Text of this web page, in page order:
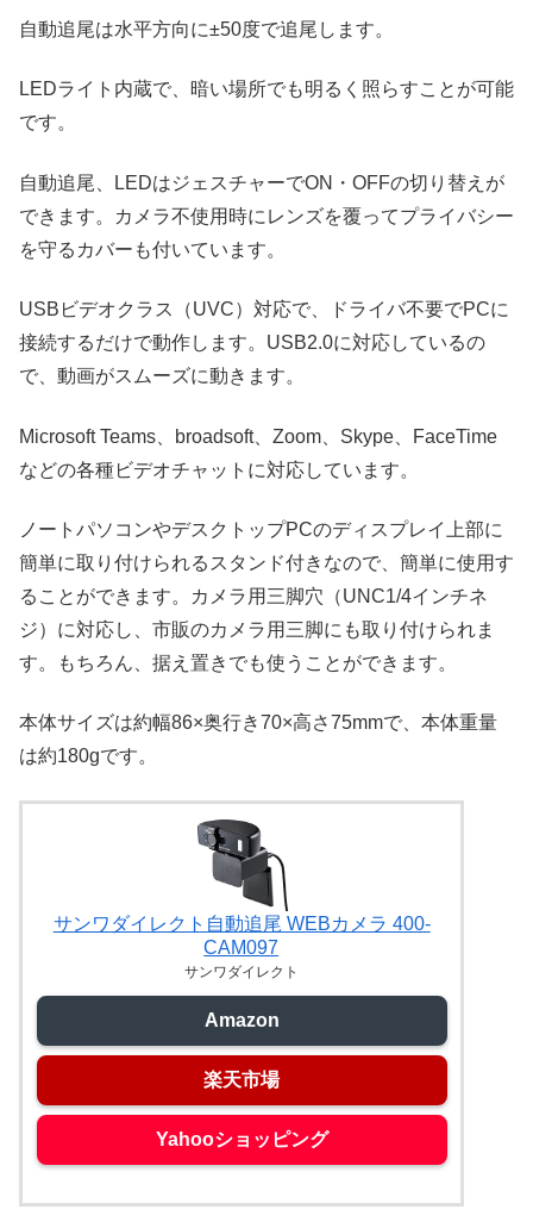
自動追尾は水平方向に±50度で追尾します。
LEDライト内蔵で、暗い場所でも明るく照らすことが可能
です。
自動追尾、LEDはジェスチャーでON・OFFの切り替えが
できます。カメラ不使用時にレンズを覆ってプライバシー
を守るカバーも付いています。
USBビデオクラス（UVC）対応で、ドライバ不要でPCに
接続するだけで動作します。USB2.0に対応しているの
で、動画がスムーズに動きます。
Microsoft Teams、broadsoft、Zoom、Skype、FaceTime
などの各種ビデオチャットに対応しています。
ノートパソコンやデスクトップPCのディスプレイ上部に
簡単に取り付けられるスタンド付きなので、簡単に使用す
ることができます。カメラ用三脚穴（UNC1/4インチネ
ジ）に対応し、市販のカメラ用三脚にも取り付けられま
す。もちろん、据え置きでも使うことができます。
本体サイズは約幅86×奥行き70×高さ75mmで、本体重量
は約180gです。
サンワダイレクト自動追尾 WEBカメラ 400-
CAM097
サンワダイレクト
Amazon
楽天市場
Yahooショッピング